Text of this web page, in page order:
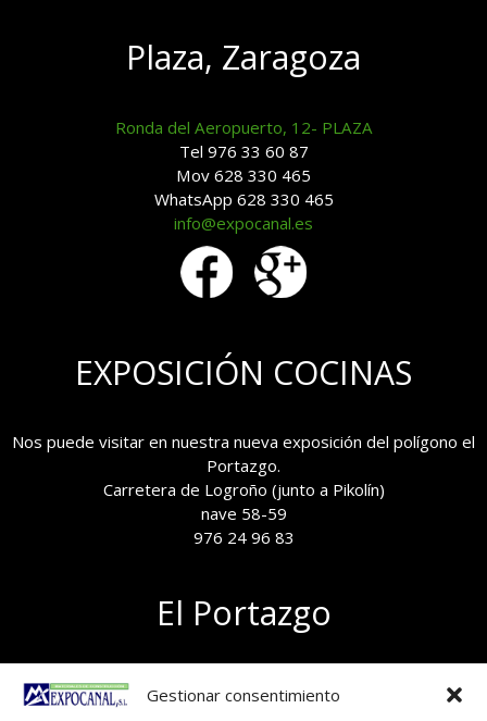
Gestionar consentimiento
Plaza, Zaragoza
Ronda del Aeropuerto, 12- PLAZA
Tel 976 33 60 87
Mov 628 330 465
WhatsApp 628 330 465
info@expocanal.es
EXPOSICIÓN COCINAS
Nos puede visitar en nuestra nueva exposición del polígono el
Portazgo.
Carretera de Logroño (junto a Pikolín)
nave 58-59
976 24 96 83
El Portazgo
Polígono el Portazgo, nave 59